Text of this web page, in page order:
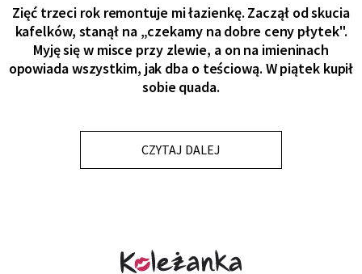
Zięć trzeci rok remontuje mi łazienkę. Zaczął od skucia
kafelków, stanął na „czekamy na dobre ceny płytek".
Myję się w misce przy zlewie, a on na imieninach
opowiada wszystkim, jak dba o teściową. W piątek kupił
sobie quada.
CZYTAJ DALEJ